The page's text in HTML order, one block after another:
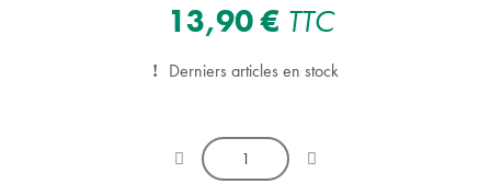
13,90 € TTC
Derniers articles en stock